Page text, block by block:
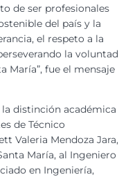
de ser profesionales
del país y la
el respeto a la
la voluntad
María”, fue el mensaje
la distinción académica
de Técnico
Valeria Mendoza Jara,
María, al Ingeniero
en Ingeniería,